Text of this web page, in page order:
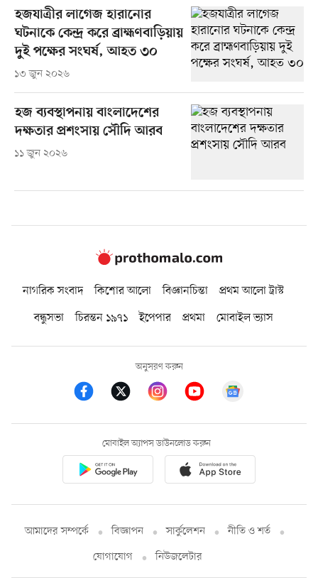
হজযাত্রীর লাগেজ হারানোর
ঘটনাকে কেন্দ্র করে ব্রাহ্মণবাড়িয়ায়
দুই পক্ষের সংঘর্ষ, আহত ৩০
১৩ জুন ২০২৬
হজ ব্যবস্থাপনায় বাংলাদেশের
দক্ষতার প্রশংসায় সৌদি আরব
১১ জুন ২০২৬
নাগরিক সংবাদ কিশোর আলো বিজ্ঞানচিন্তা
প্রথম আলো ট্রাস্ট
বন্ধুসভা
চিরন্তন ১৯৭১ ইপেপার প্রথমা মোবাইল ভ্যাস
অনুসরণ করুন
মোবাইল অ্যাপস ডাউনলোড করুন
আমাদের সম্পর্কে বিজ্ঞাপন সার্কুলেশন
নীতি ও শর্ত
যোগাযোগ
নিউজলেটার